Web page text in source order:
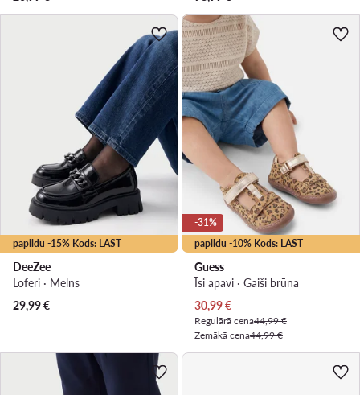
papildu -15% Kods: LAST
DeeZee
Loferi · Melns
29,99€
papildu -10% Kods: LAST
-31%
Guess
Īsi apavi · Gaiši brūna
Pašreizējā cena
30,99€
Regulārā cena44,99 €
Zemākā cena44,99 €